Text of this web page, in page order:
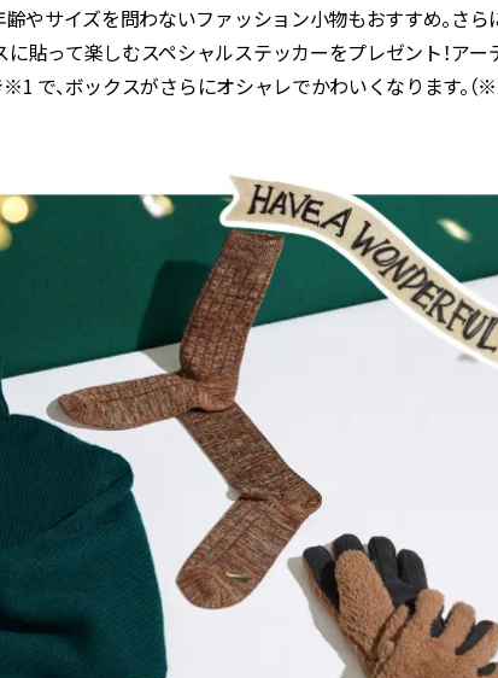
齢やサイズを問わないファッション小物もおすすめ。さら
貼って楽しむスペシャルステッカーをプレゼント！アー
で、ボックスがさらにオシャレでかわいくなります。（